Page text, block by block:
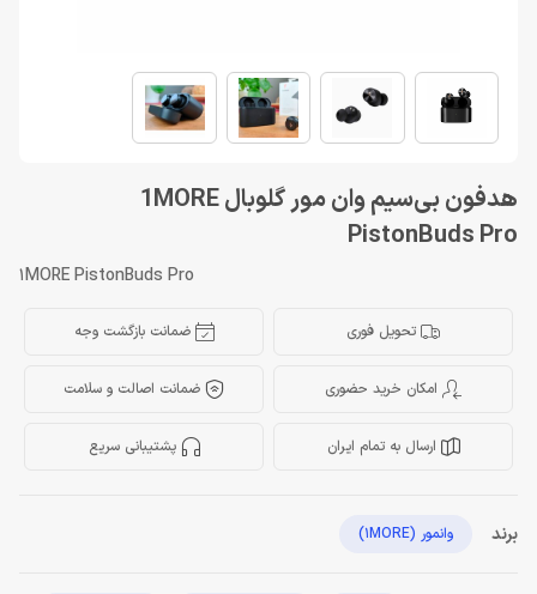
هدفون بی‌سیم وان مور گلوبال 1MORE
PistonBuds Pro
1MORE PistonBuds Pro
تحویل فوری ضمانت بازگشت وجه
امکان خرید حضوری ضمانت اصالت و سلامت
ارسال به تمام ایران پشتیبانی سریع
برند وانمور (1MORE)